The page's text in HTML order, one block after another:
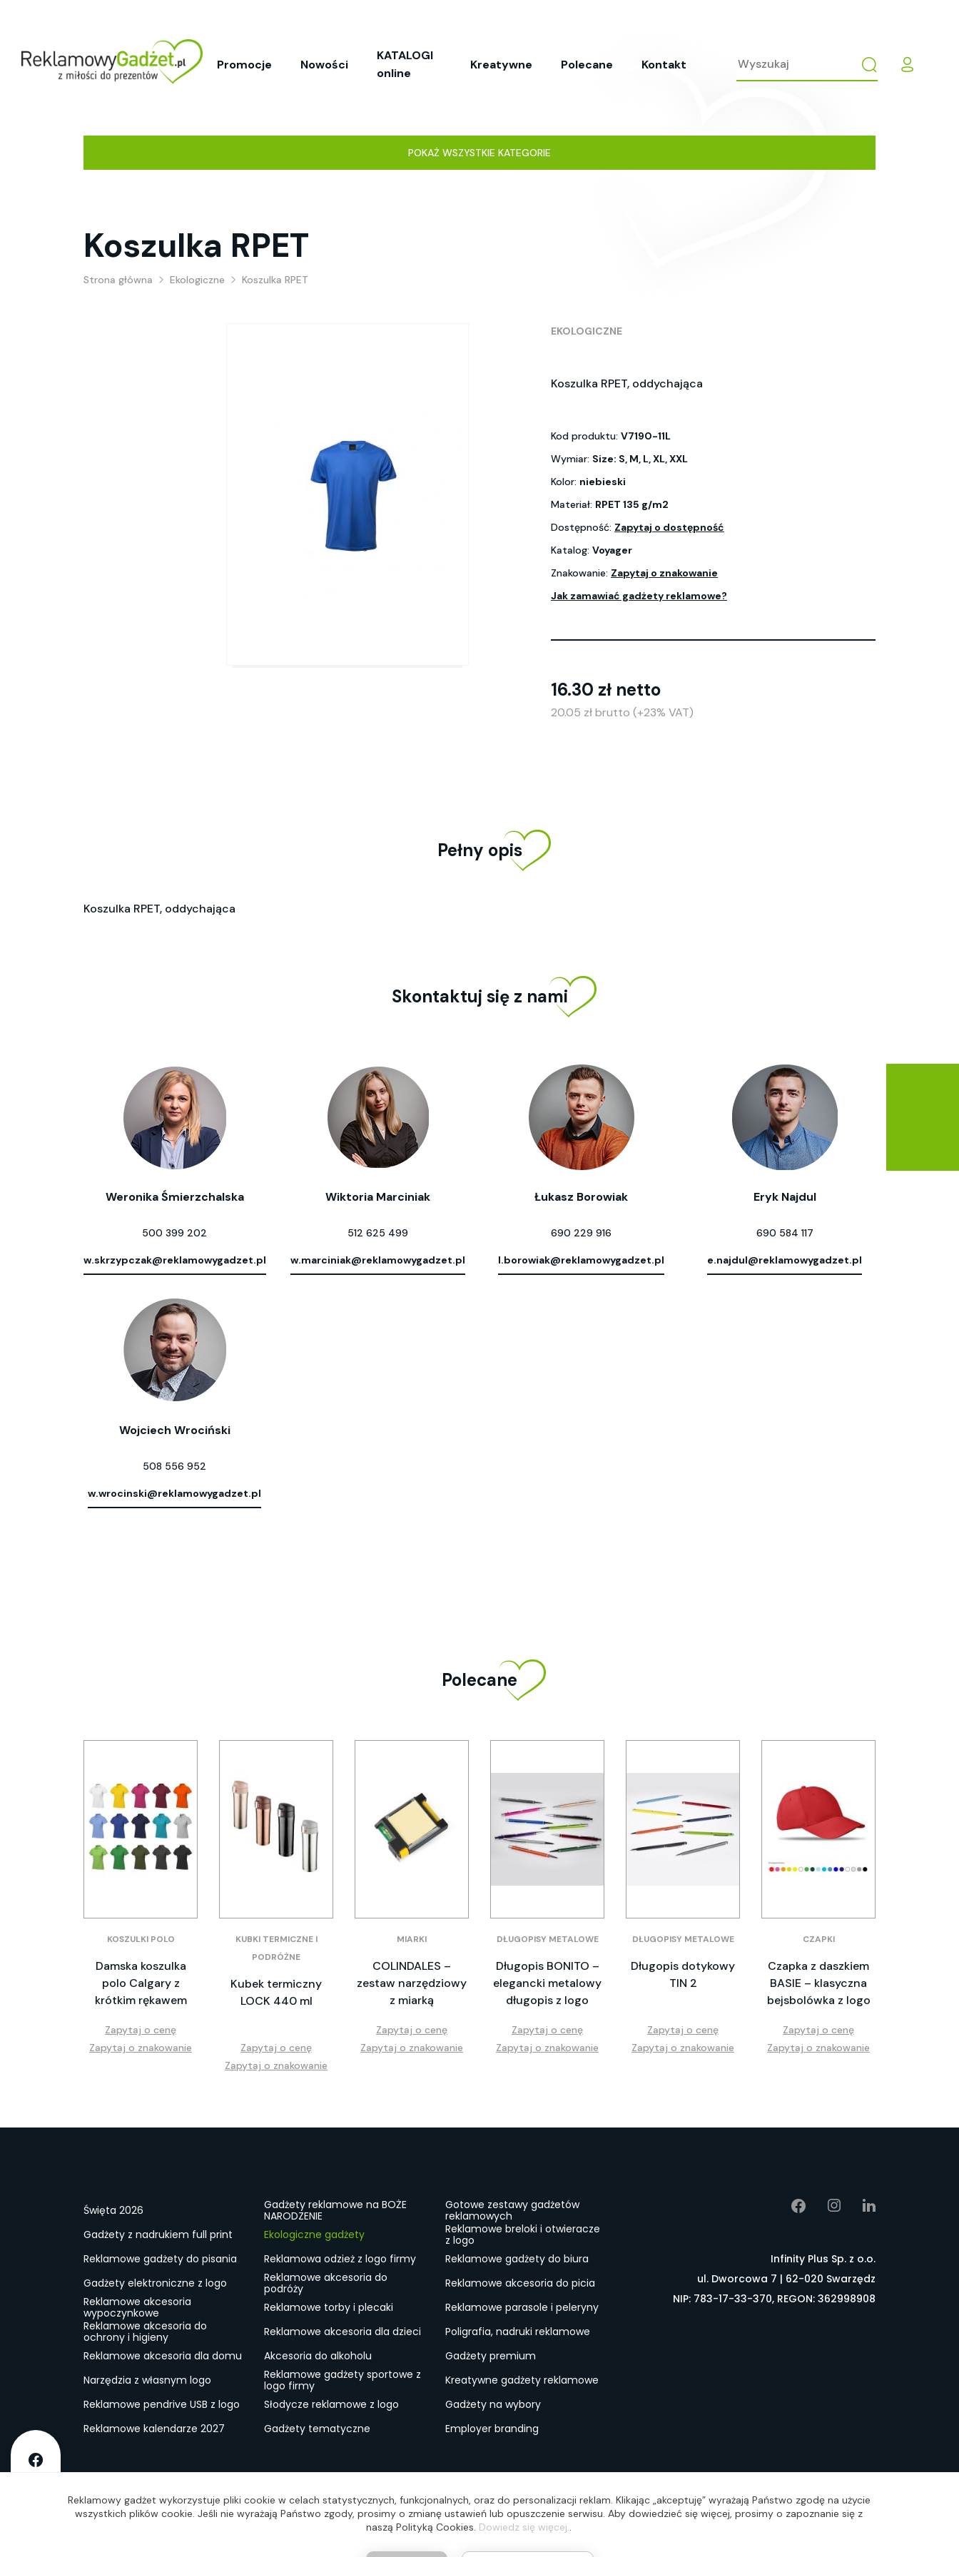
Promocje Nowości
KATALOGI
online
Kreatywne Polecane Kontakt
POKAŻ WSZYSTKIE KATEGORIE
Koszulka RPET
Strona główna Ekologiczne Koszulka RPET
EKOLOGICZNE
Koszulka RPET, oddychająca
Kod produktu: V7190-11L
Wymiar: Size: S, M, L, XL, XXL
Kolor: niebieski
Materiał: RPET 135 g/m2
Dostępność: Zapytaj o dostępność
Katalog: Voyager
Znakowanie: Zapytaj o znakowanie
Jak zamawiać gadżety reklamowe?
16.30 zł netto
20.05 zł brutto (+23% VAT)
Pełny opis
Koszulka RPET, oddychająca
Skontaktuj się z nami
Weronika Śmierzchalska
500 399 202
w.skrzypczak@reklamowygadzet.pl
Wiktoria Marciniak
512 625 499
w.marciniak@reklamowygadzet.pl
Łukasz Borowiak
690 229 916
l.borowiak@reklamowygadzet.pl
Eryk Najdul
690 584 117
e.najdul@reklamowygadzet.pl
Wojciech Wrociński
508 556 952
w.wrocinski@reklamowygadzet.pl
Polecane
KOSZULKI POLO
Damska koszulka
polo Calgary z
krótkim rękawem
Zapytaj o cenę
Zapytaj o znakowanie
KUBKI TERMICZNE I
PODRÓŻNE
Kubek termiczny
LOCK 440 ml
Zapytaj o cenę
Zapytaj o znakowanie
MIARKI
COLINDALES –
zestaw narzędziowy
z miarką
Zapytaj o cenę
Zapytaj o znakowanie
DŁUGOPISY METALOWE
Długopis BONITO –
elegancki metalowy
długopis z logo
Zapytaj o cenę
Zapytaj o znakowanie
DŁUGOPISY METALOWE
Długopis dotykowy
TIN 2
Zapytaj o cenę
Zapytaj o znakowanie
CZAPKI
Czapka z daszkiem
BASIE – klasyczna
bejsbolówka z logo
Zapytaj o cenę
Zapytaj o znakowanie
Święta 2026
Gadżety reklamowe na BOŻE
NARODZENIE
Gotowe zestawy gadżetów
reklamowych
Gadżety z nadrukiem full print
Ekologiczne gadżety
Reklamowe breloki i otwieracze
z logo
Reklamowe gadżety do pisania
Reklamowa odzież z logo firmy
Reklamowe gadżety do biura
Gadżety elektroniczne z logo
Reklamowe akcesoria do
podróży
Reklamowe akcesoria do picia
Reklamowe akcesoria
wypoczynkowe
Reklamowe torby i plecaki
Reklamowe parasole i peleryny
Reklamowe akcesoria do
ochrony i higieny
Reklamowe akcesoria dla dzieci
Poligrafia, nadruki reklamowe
Reklamowe akcesoria dla domu
Akcesoria do alkoholu
Gadżety premium
Narzędzia z własnym logo
Reklamowe gadżety sportowe z
logo firmy
Kreatywne gadżety reklamowe
Reklamowe pendrive USB z logo
Słodycze reklamowe z logo
Gadżety na wybory
Reklamowe kalendarze 2027
Gadżety tematyczne Employer branding
Infinity Plus Sp. z o.o.
ul. Dworcowa 7 | 62-020 Swarzędz
NIP: 783-17-33-370, REGON: 362998908
Reklamowy gadżet wykorzystuje pliki cookie w celach statystycznych, funkcjonalnych, oraz do personalizacji reklam. Klikając „akceptuję” wyrażają Państwo zgodę na użycie
wszystkich plików cookie. Jeśli nie wyrażają Państwo zgody, prosimy o zmianę ustawień lub opuszczenie serwisu. Aby dowiedzieć się więcej, prosimy o zapoznanie się z
naszą Polityką Cookies. Dowiedz się więcej..